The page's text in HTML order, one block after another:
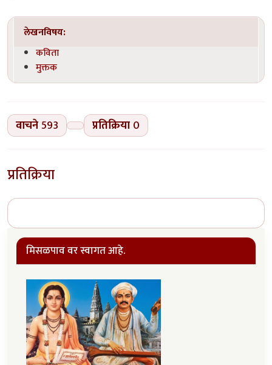
लेखनविषय:
कविता
मुक्तक
वाचने593 प्रतिक्रिया 0
प्रतिक्रिया
मिसळपाव वर स्वागत आहे.